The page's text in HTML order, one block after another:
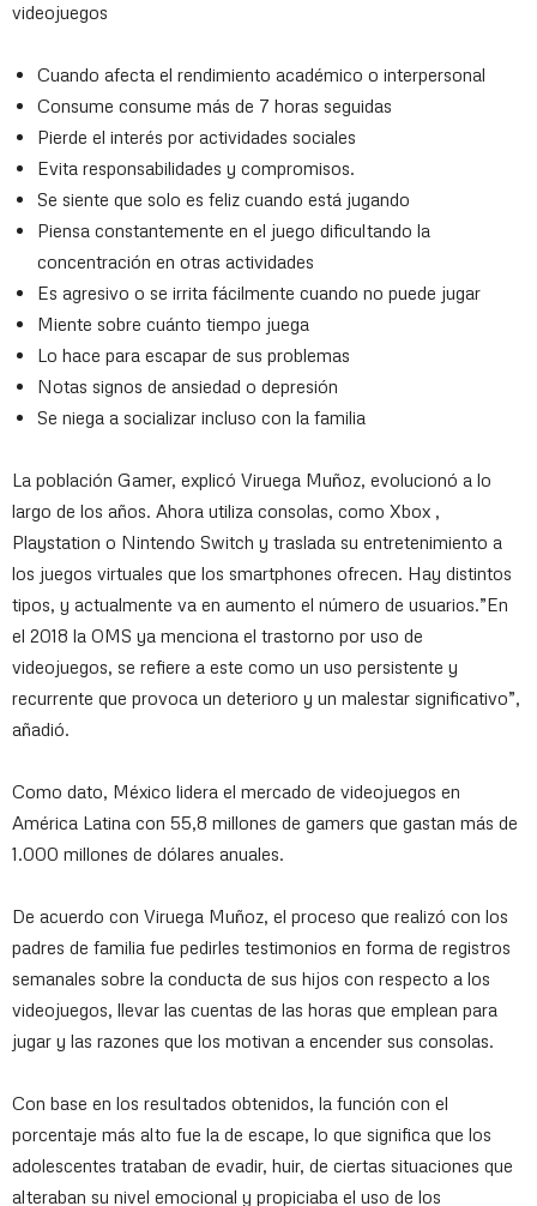
videojuegos
Cuando afecta el rendimiento académico o interpersonal
Consume consume más de 7 horas seguidas
Pierde el interés por actividades sociales
Evita responsabilidades y compromisos.
Se siente que solo es feliz cuando está jugando
Piensa constantemente en el juego dificultando la
concentración en otras actividades
Es agresivo o se irrita fácilmente cuando no puede jugar
Miente sobre cuánto tiempo juega
Lo hace para escapar de sus problemas
Notas signos de ansiedad o depresión
Se niega a socializar incluso con la familia
La población Gamer, explicó Viruega Muñoz, evolucionó a lo
largo de los años. Ahora utiliza consolas, como Xbox ,
Playstation o Nintendo Switch y traslada su entretenimiento a
los juegos virtuales que los smartphones ofrecen. Hay distintos
tipos, y actualmente va en aumento el número de usuarios.”En
el 2018 la OMS ya menciona el trastorno por uso de
videojuegos, se refiere a este como un uso persistente y
recurrente que provoca un deterioro y un malestar significativo”,
añadió.
Como dato, México lidera el mercado de videojuegos en
América Latina con 55,8 millones de gamers que gastan más de
1.000 millones de dólares anuales.
De acuerdo con Viruega Muñoz, el proceso que realizó con los
padres de familia fue pedirles testimonios en forma de registros
semanales sobre la conducta de sus hijos con respecto a los
videojuegos, llevar las cuentas de las horas que emplean para
jugar y las razones que los motivan a encender sus consolas.
Con base en los resultados obtenidos, la función con el
porcentaje más alto fue la de escape, lo que significa que los
adolescentes trataban de evadir, huir, de ciertas situaciones que
alteraban su nivel emocional y propiciaba el uso de los